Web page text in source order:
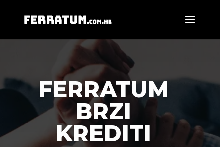
FERRATUM
BRZI
KREDITI